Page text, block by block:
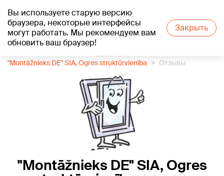
Вы используете старую версию
браузера, некоторые интерфейсы
могут работать. Мы рекомендуем вам
обновить ваш браузер!
Закрыть
+21°C
"Montāžnieks DE" SIA, Ogres struktūrvienība
Отзывы
"Montāžnieks DE" SIA, Ogres